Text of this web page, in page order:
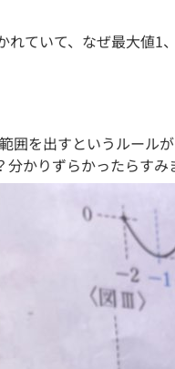
いて、なぜ最大値1
を出すというルール
かりずらかったらすみ